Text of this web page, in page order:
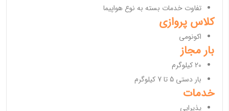
تفاوت خدمات بسته به نوع هواپیما
کلاس پروازی
اکونومی
بار مجاز
20 کیلوگرم
بار دستی 5 تا 7 کیلوگرم
خدمات
پذیرایی